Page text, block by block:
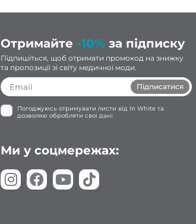
Отримайте -10% за підписку
Підпишіться, щоб отримати промокод на знижку
та пропозиції зі світу медичної моди.
Підписатися
Погоджуюсь отримувати листи від In White та
дозволяю обробляти свої дані
Ми у соцмережах: